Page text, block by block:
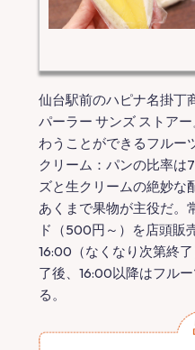
仙台駅前のハピナ名掛丁
パーラー サンズ ストア
わうことができるフルー
クリーム：パンの比率は
ズと生クリームの絶妙な
あくまで果物が主役だ。
ド（500円～）を店頭販
16:00（なくなり次第終
了後、16:00以降はフル
る。